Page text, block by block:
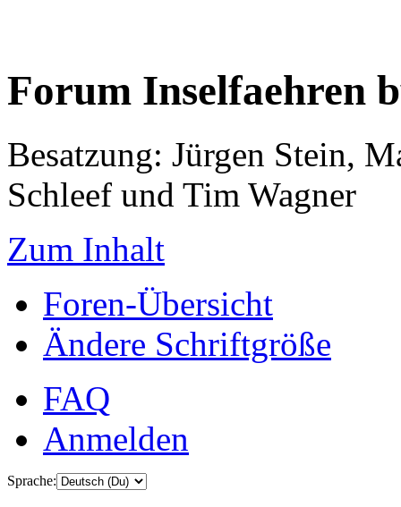
Forum Inselfaehren
Besatzung: Jürgen Stein,
Schleef und Tim Wagner
Zum Inhalt
Foren-Übersicht
Ändere Schriftgröße
FAQ
Anmelden
Sprache: